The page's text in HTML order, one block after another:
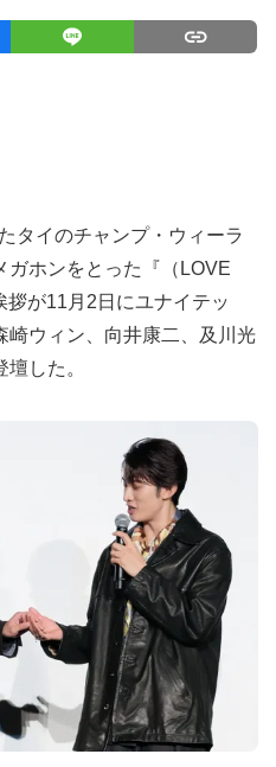
タイのチャンプ・ウィーラ
ガホンをとった『（LOVE
が11月2日にユナイテッ
崎ウィン、向井康二、及川光
した。